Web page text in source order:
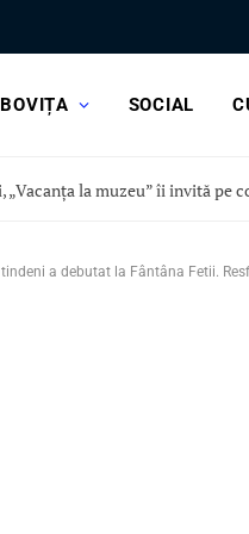
SOCIAL
a debutat la Fântâna Fetii.